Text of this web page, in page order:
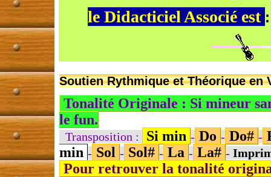
le Didacticiel Associé est
Soutien Rythmique et Théorique en
Tonalité Originale : Si mineur
le fun.
Transposition : Si min - Do - Do# -
min - Sol - Sol# - La - La# -
Pour retrouver la tonalité